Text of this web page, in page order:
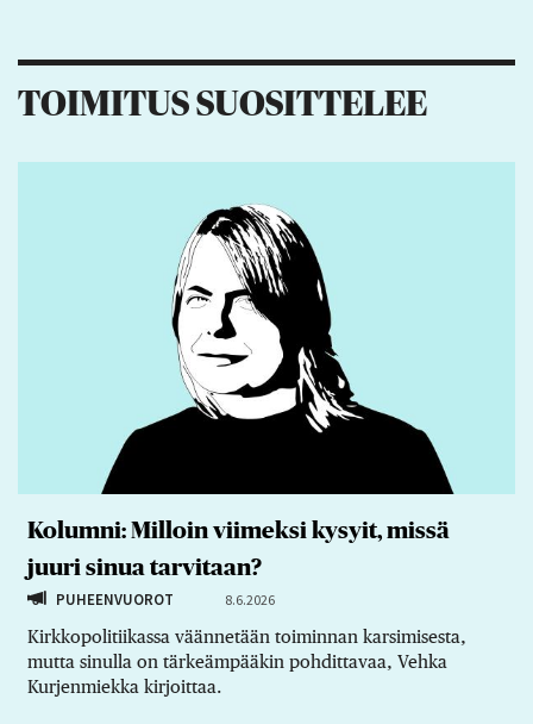
TOIMITUS SUOSITTELEE
Kolumni: Milloin viimeksi kysyit, missä
juuri sinua tarvitaan?
PUHEENVUOROT 8.6.2026
Kirkkopolitiikassa väännetään toiminnan karsimisesta,
mutta sinulla on tärkeämpääkin pohdittavaa, Vehka
Kurjenmiekka kirjoittaa.